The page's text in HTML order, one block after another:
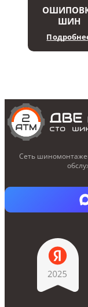
ШИН
Сеть